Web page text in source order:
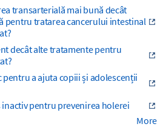
transarterială mai bună decât
pentru tratarea cancerului intestinal
decât alte tratamente pentru
a ajuta copiii și adolescenții
pentru prevenirea holerei
More